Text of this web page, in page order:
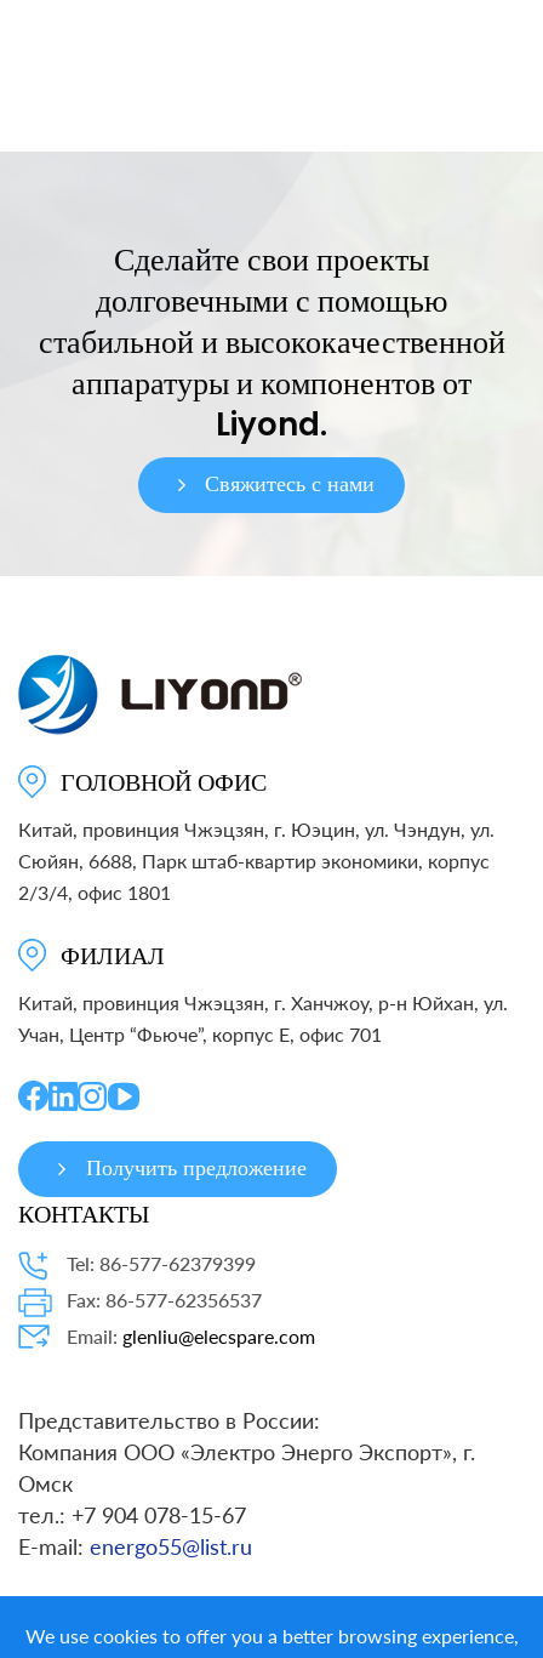
Сделайте свои проекты
долговечными с помощью
стабильной и высококачественной
аппаратуры и компонентов от
Liyond.
Свяжитесь с нами
ГОЛОВНОЙ ОФИС
Китай, провинция Чжэцзян, г. Юэцин, ул. Чэндун, ул.
Сюйян, 6688, Парк штаб-квартир экономики, корпус
2/3/4, офис 1801
ФИЛИАЛ
Китай, провинция Чжэцзян, г. Ханчжоу, р-н Юйхан, ул.
Учан, Центр “Фьюче”, корпус E, офис 701
Получить предложение
КОНТАКТЫ
Tel: 86-577-62379399
Fax: 86-577-62356537
Email: glenliu@elecspare.com
Представительство в России:
Компания ООО «Электро Энерго Экспорт», г.
Омск
тел.: +7 904 078-15-67
E-mail: energo55@list.ru
We use cookies to offer you a better browsing experience,